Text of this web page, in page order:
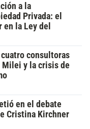
a la
Privada: el
la Ley del
consultoras
Milei y la crisis de
en el debate
Cristina Kirchner